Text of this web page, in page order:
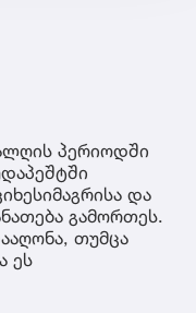
პერიოდში
და
გამორთეს.
თუმცა
ეს